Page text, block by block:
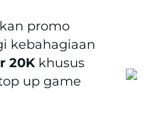
promo
kebahagiaan
20Kkhusus
up game